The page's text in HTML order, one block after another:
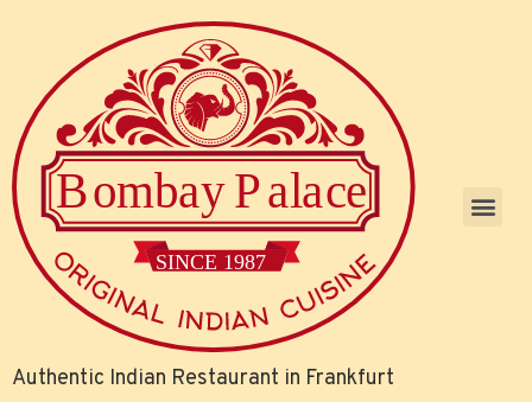
Authentic Indian Restaurant in Frankfurt